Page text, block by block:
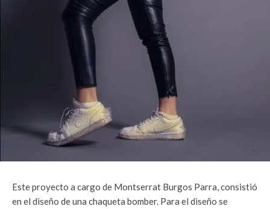
Este proyecto a cargo de Montserrat Burgos Parra, consistió
en el diseño de una chaqueta bomber. Para el diseño se